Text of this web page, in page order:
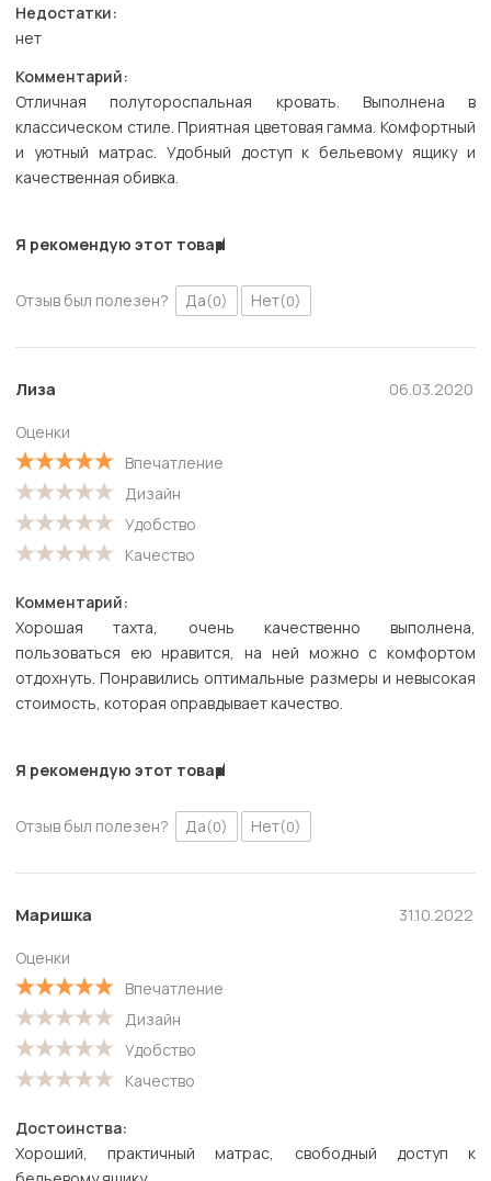
Недостатки:
нет
Комментарий:
Отличная полутороспальная кровать. Выполнена в
классическом стиле. Приятная цветовая гамма. Комфортный
и уютный матрас. Удобный доступ к бельевому ящику и
качественная обивка.
Я рекомендую этот товар
Отзыв был полезен? Да(0) Нет(0)
Лиза
Оценки
Впечатление
Дизайн
Удобство
Качество
06.03.2020
Комментарий:
Хорошая тахта, очень качественно выполнена,
пользоваться ею нравится, на ней можно с комфортом
отдохнуть. Понравились оптимальные размеры и невысокая
стоимость, которая оправдывает качество.
Я рекомендую этот товар
Отзыв был полезен? Да(0) Нет(0)
Маришка
Оценки
Впечатление
Дизайн
Удобство
Качество
31.10.2022
Достоинства:
Хороший, практичный матрас, свободный доступ к